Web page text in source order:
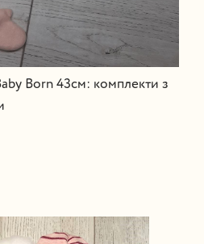
Born 43см: комплекти з